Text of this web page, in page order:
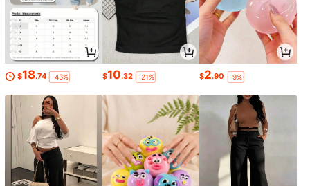
$18.74 -43% $10.32 -21% $2.90 -9%